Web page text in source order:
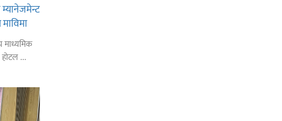
माविमा
माध्यमिक
...